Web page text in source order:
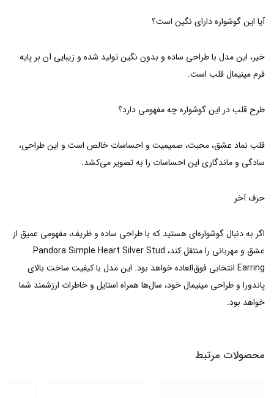
آیا این گوشواره دارای نگین است؟
خیر، این مدل با طراحی ساده و بدون نگین تولید شده و زیبایی آن بر پایه
فرم مینیمال قلب است.
طرح قلب در این گوشواره چه مفهومی دارد؟
قلب نماد عشق، محبت، صمیمیت و احساسات خالص است و این طراحی،
سادگی و ماندگاری این احساسات را به تصویر می‌کشد.
حرف آخر
اگر به دنبال گوشواره‌ای هستید که با طراحی ساده و ظریف، مفهومی عمیق از
عشق و مهربانی را منتقل کند، Pandora Simple Heart Silver Stud
Earring انتخابی فوق‌العاده خواهد بود. این مدل با کیفیت ساخت بالای
پاندورا و طراحی مینیمال خود، سال‌ها همراه استایل و خاطرات ارزشمند شما
خواهد بود.
محصولات مرتبط